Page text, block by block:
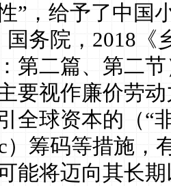
”，给予了中国
国务院，2018《
第二篇、第二节
要视作廉价劳
全球资本的（“
）筹码等措施，
能将迈向其长